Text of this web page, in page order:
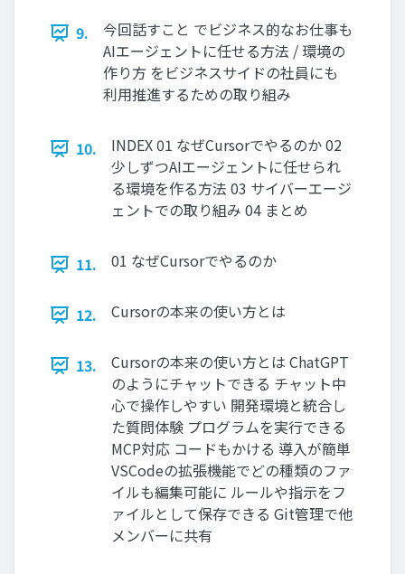
9.
今回話すこと でビジネス的なお仕事も
AIエージェントに任せる方法 / 環境の
作り方 をビジネスサイドの社員にも
利用推進するための取り組み
10.
INDEX 01 なぜCursorでやるのか 02
少しずつAIエージェントに任せられ
る環境を作る方法 03 サイバーエージ
ェントでの取り組み 04 まとめ
11. 01 なぜCursorでやるのか
12. Cursorの本来の使い方とは
13.
Cursorの本来の使い方とは ChatGPT
のようにチャットできる チャット中
心で操作しやすい 開発環境と統合し
た質問体験 プログラムを実行できる
MCP対応 コードもかける 導入が簡単
VSCodeの拡張機能でどの種類のファ
イルも編集可能に ルールや指示をフ
ァイルとして保存できる Git管理で他
メンバーに共有